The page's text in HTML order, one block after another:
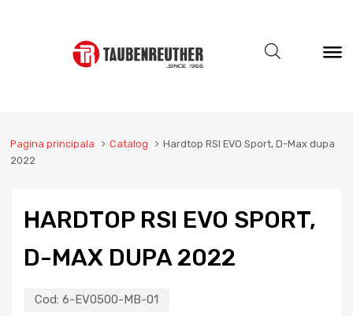
Pagina principala Catalog
Hardtop RSI EVO Sport, D-Max dupa
2022
HARDTOP RSI EVO SPORT,
D-MAX DUPA 2022
Cod: 6-EV0500-MB-01